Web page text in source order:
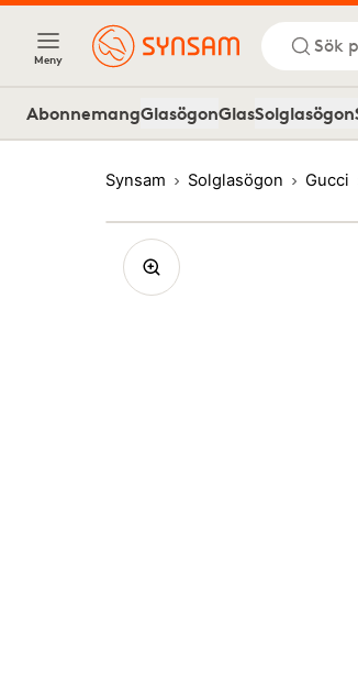
Meny
Sök
AbonnemangGlasögonGlasSolglasögon
Synsam Solglasögon Gucci